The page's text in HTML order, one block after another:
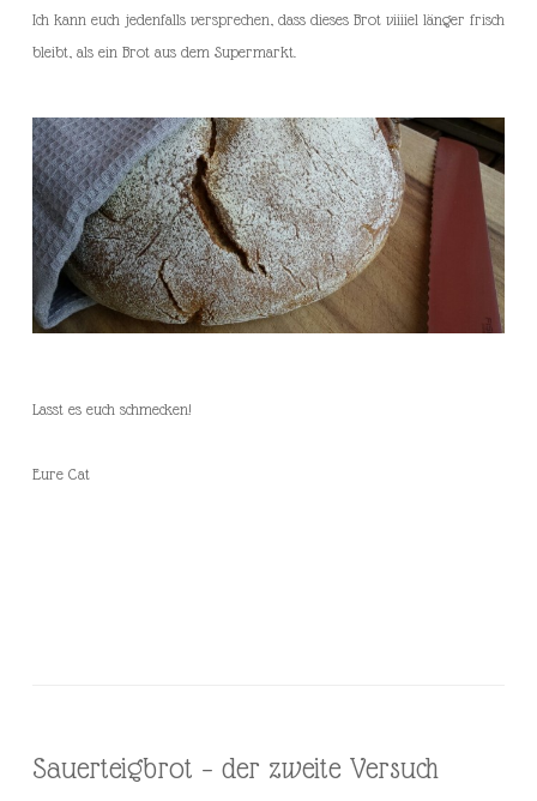
Ich kann euch jedenfalls versprechen, dass dieses Brot viiiiel länger frisch
bleibt, als ein Brot aus dem Supermarkt.
Lasst es euch schmecken!
Eure Cat
Sauerteigbrot – der zweite Versuch